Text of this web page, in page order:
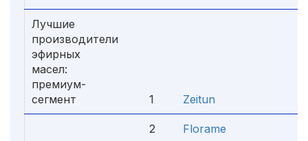
Лучшие
производители
эфирных
масел:
премиум-
сегмент
1 Zeitun
2 Florame